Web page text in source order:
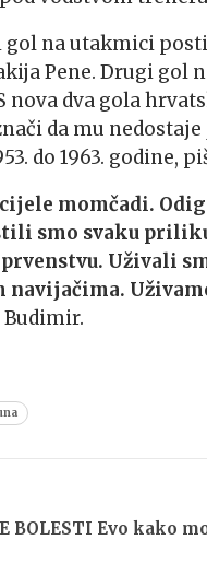
na utakmici
Pene. Drugi gol
nova dva gola
da mu
do 1963. godine,
momčadi.
smo svaku priliku
Uživali
navijačima.
BOLESTI Evo kako